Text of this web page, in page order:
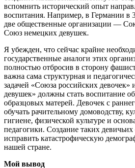
вспомнить исторический опыт
воспитания. Например, в Германии в
две общественные организации —
Союз немецких девушек.
Я убежден, что сейчас крайне
государственные аналоги этих
полностью отбросив в сторону
важна сама структурная и
задачей «Союза российских
девушек» должны стать воспитание
образцовых матерей. Девочек с
обучать рачительному домоводству,
гигиене, физической культуре и
педагогики. Создание таких
исправить катастрофическую
нашей стране.
Мой вывод